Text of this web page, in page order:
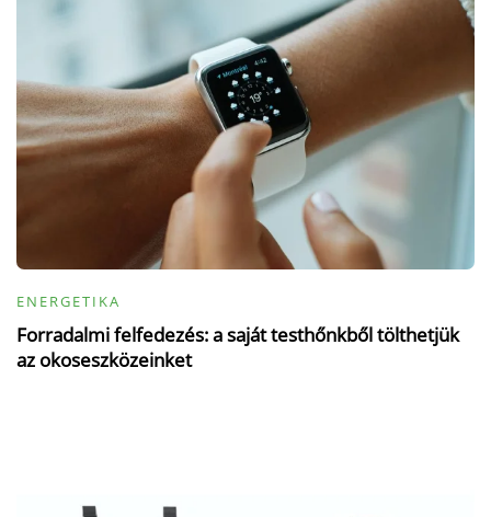
ENERGETIKA
Forradalmi felfedezés: a saját testhőnkből tölthetjük
az okoseszközeinket